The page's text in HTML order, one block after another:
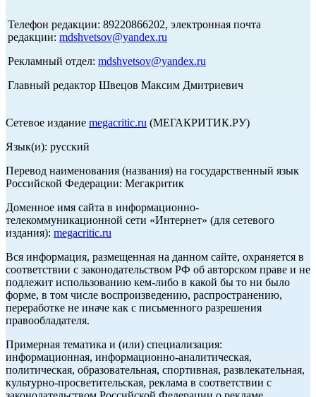
Телефон редакции: 89220866202, электронная почта
редакции: mdshvetsov@yandex.ru
Рекламный отдел: mdshvetsov@yandex.ru
Главный редактор Швецов Максим Дмитриевич
Сетевое издание megacritic.ru (МЕГАКРИТИК.РУ)
Язык(и): русский
Перевод наименования (названия) на государственный язык
Российской Федерации: Мегакритик
Доменное имя сайта в информационно-
телекоммуникационной сети «Интернет» (для сетевого
издания): megacritic.ru
Вся информация, размещенная на данном сайте, охраняется в
соответствии с законодательством РФ об авторском праве и не
подлежит использованию кем-либо в какой бы то ни было
форме, в том числе воспроизведению, распространению,
переработке не иначе как с письменного разрешения
правообладателя.
Примерная тематика и (или) специализация:
информационная, информационно-аналитическая,
политическая, образовательная, спортивная, развлекательная,
культурно-просветительская, реклама в соответствии с